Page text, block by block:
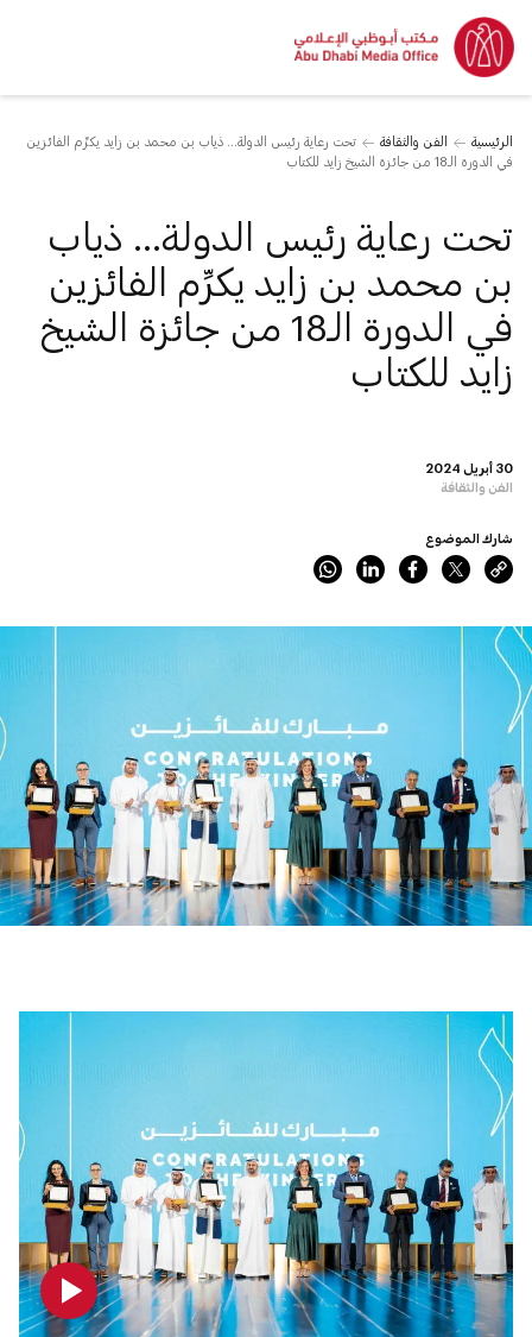
الرئيسية الفن والثقافة
تحت رعاية رئيس الدولة... ذياب بن محمد بن زايد يكرِّم الفائزين
في الدورة الـ18 من جائزة الشيخ زايد للكتاب
30 أبريل 2024
الفن والثقافة
تحت رعاية رئيس الدولة... ذياب
بن محمد بن زايد يكرِّم الفائزين
في الدورة الـ18 من جائزة الشيخ
زايد للكتاب
شارك الموضوع